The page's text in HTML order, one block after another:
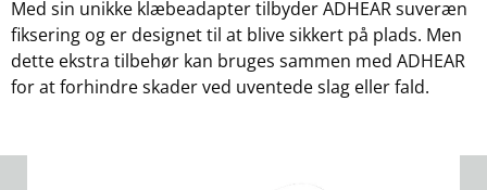
Med sin unikke klæbeadapter tilbyder ADHEAR suveræn
fiksering og er designet til at blive sikkert på plads. Men
dette ekstra tilbehør kan bruges sammen med ADHEAR
for at forhindre skader ved uventede slag eller fald.